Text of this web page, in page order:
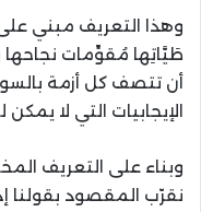
وهذا التعريف مبني
طَيَّاتِها مُقوِّمات نجاحها
أن تتصف كل أزمة
الإيجابيات التي لا
وبناء على التعريف
نقرّب المقصود بقولنا